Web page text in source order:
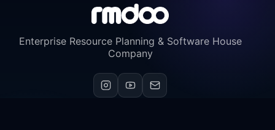
Enterprise Resource Planning & Software House
Company